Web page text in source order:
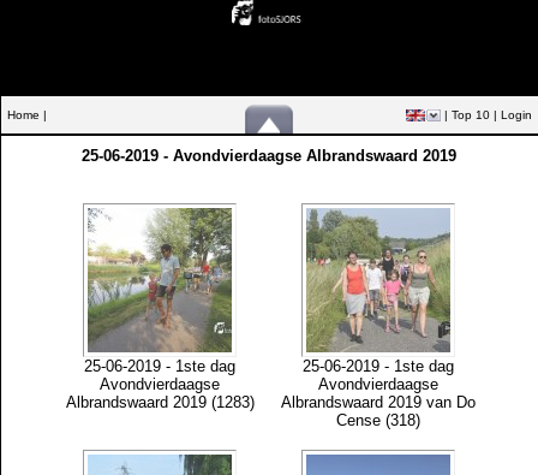
Home | | Top 10 | Login
25-06-2019 - Avondvierdaagse Albrandswaard 2019
25-06-2019 - 1ste dag
Avondvierdaagse
Albrandswaard 2019 (1283)
25-06-2019 - 1ste dag
Avondvierdaagse
Albrandswaard 2019 van Do
Cense (318)